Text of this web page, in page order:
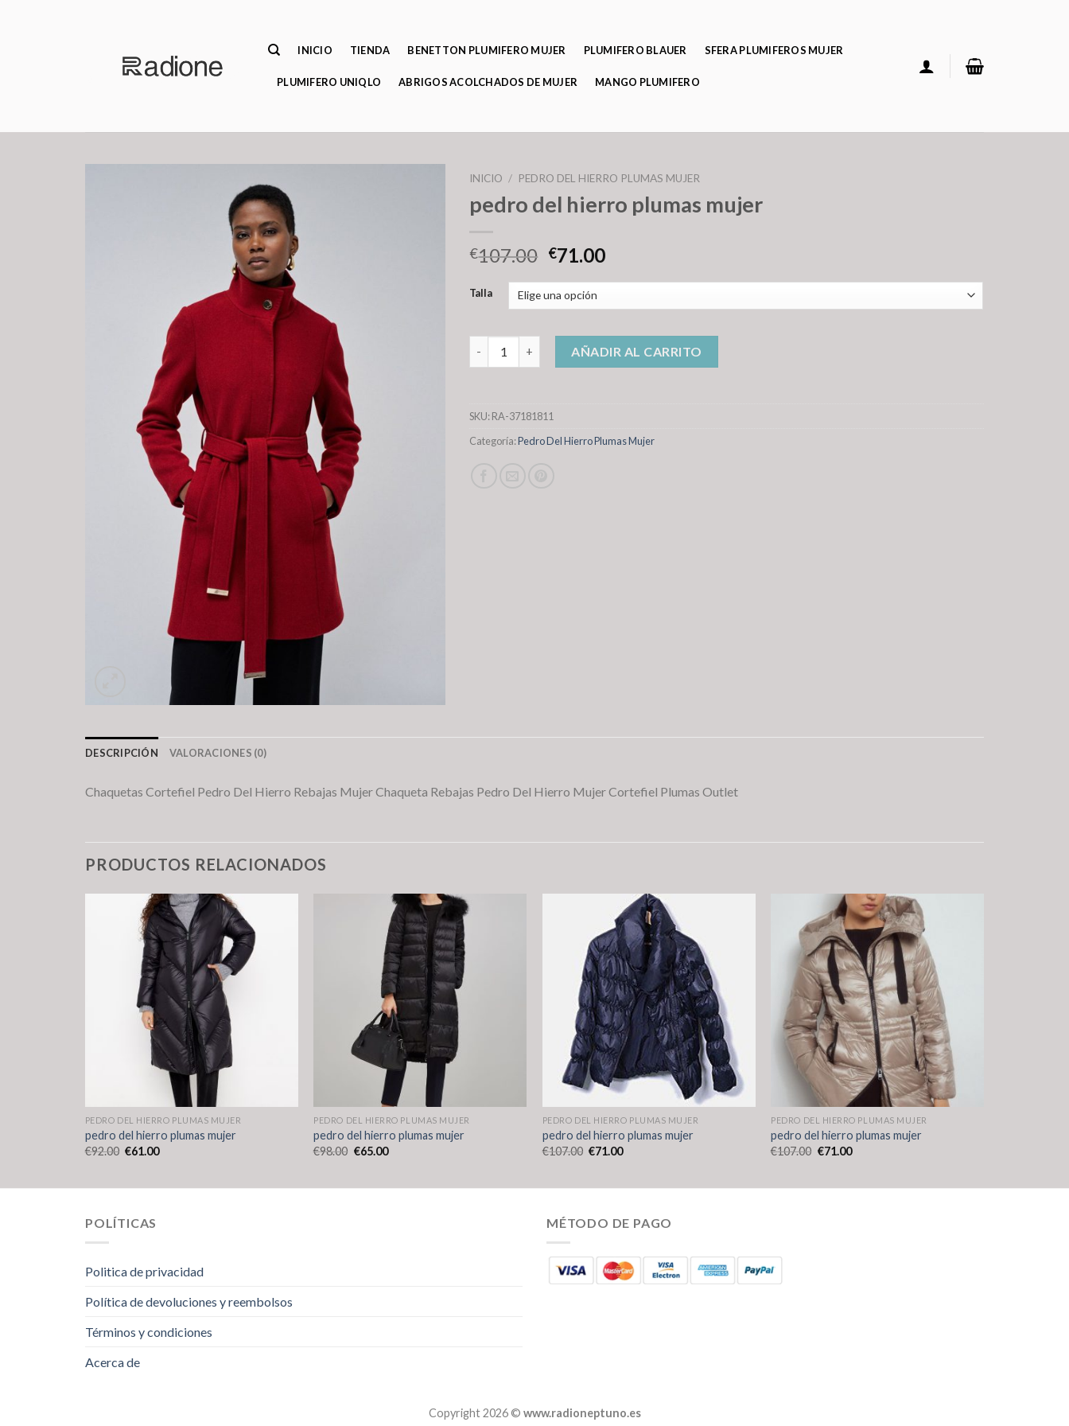
INICIO TIENDA BENETTON PLUMIFERO MUJER PLUMIFERO BLAUER SFERA PLUMIFEROS MUJER
PLUMIFERO UNIQLO ABRIGOS ACOLCHADOS DE MUJER MANGO PLUMIFERO
INICIO / PEDRO DEL HIERRO PLUMAS MUJER
pedro del hierro plumas mujer
€107.00 €71.00
Talla
pedro del hierro plumas mujer cantidad
AÑADIR AL CARRITO
SKU:RA-37181811
Categoría:Pedro Del Hierro Plumas Mujer
DESCRIPCIÓN VALORACIONES (0)
Chaquetas Cortefiel Pedro Del Hierro Rebajas Mujer Chaqueta Rebajas Pedro Del Hierro Mujer Cortefiel Plumas Outlet
PRODUCTOS RELACIONADOS
PEDRO DEL HIERRO PLUMAS MUJER
pedro del hierro plumas mujer
€92.00 €61.00
PEDRO DEL HIERRO PLUMAS MUJER
pedro del hierro plumas mujer
€98.00 €65.00
PEDRO DEL HIERRO PLUMAS MUJER
pedro del hierro plumas mujer
€107.00 €71.00
PEDRO DEL HIERRO PLUMAS MUJER
pedro del hierro plumas mujer
€107.00 €71.00
POLÍTICAS
Politica de privacidad
Política de devoluciones y reembolsos
Términos y condiciones
Acerca de
MÉTODO DE PAGO
Copyright 2026 © www.radioneptuno.es